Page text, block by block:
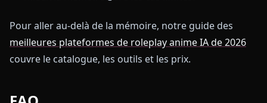
Pour aller au-delà de la mémoire, notre guide des
meilleures plateformes de roleplay anime IA de 2026
couvre le catalogue, les outils et les prix.